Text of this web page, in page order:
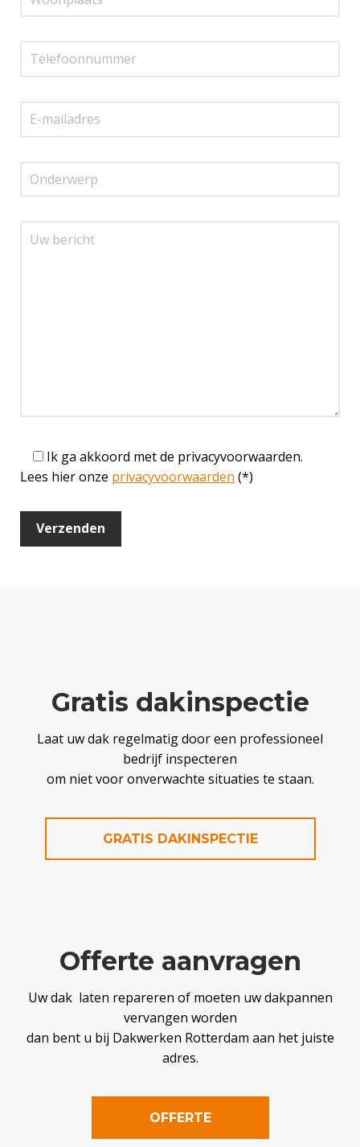
Ik ga akkoord met de privacyvoorwaarden.
Lees hier onze privacyvoorwaarden (*)
Gratis dakinspectie
Laat uw dak regelmatig door een professioneel
bedrijf inspecteren
om niet voor onverwachte situaties te staan.
GRATIS DAKINSPECTIE
Offerte aanvragen
Uw dak laten repareren of moeten uw dakpannen
vervangen worden
dan bent u bij Dakwerken Rotterdam aan het juiste
adres.
OFFERTE